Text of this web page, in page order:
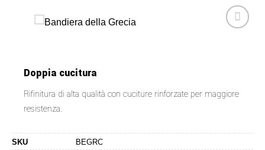
Doppia cucitura
Rifinitura di alta qualità con cuciture rinforzate per maggiore
resistenza.
SKU BEGRC